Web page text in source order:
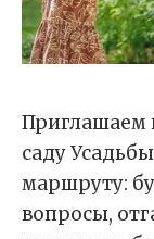
Приглашаем
саду
маршруту:
вопросы,